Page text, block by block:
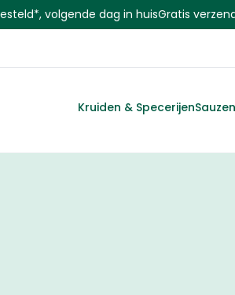
volgende dag in huisGratis
Kruiden & Specerijen